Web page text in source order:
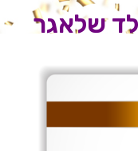
שלאגר